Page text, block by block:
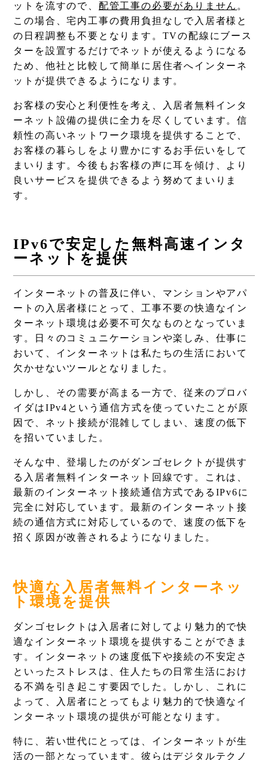
ットを流すので、 配管工事の必要がありません 。
この場合、宅内工事の費用負担なしで入居者様と
の日程調整も不要となります。TVの配線にブース
ターを設置するだけでネットが使えるようになる
ため、他社と比較して簡単に居住者へインターネ
ットが提供できるようになります。
お客様の安心と利便性を考え、入居者無料インタ
ーネット設備の提供に全力を尽くしています。信
頼性の高いネットワーク環境を提供することで、
お客様の暮らしをより豊かにするお手伝いをして
まいります。今後もお客様の声に耳を傾け、より
良いサービスを提供できるよう努めてまいりま
す。
IPv6で安定した無料高速インタ
ーネットを提供
インターネットの普及に伴い、マンションやアパ
ートの入居者様にとって、工事不要の快適なイン
ターネット環境は必要不可欠なものとなっていま
す。日々のコミュニケーションや楽しみ、仕事に
おいて、インターネットは私たちの生活において
欠かせないツールとなりました。
しかし、その需要が高まる一方で、従来のプロバ
イダはIPv4という通信方式を使っていたことが原
因で、ネット接続が混雑してしまい、速度の低下
を招いていました。
そんな中、登場したのがダンゴセレクトが提供す
る入居者無料インターネット回線です。これは、
最新のインターネット接続通信方式であるIPv6に
完全に対応しています。最新のインターネット接
続の通信方式に対応しているので、速度の低下を
招く原因が改善されるようになりました。
快適な入居者無料インターネッ
ト環境を提供
ダンゴセレクトは入居者に対してより魅力的で快
適なインターネット環境を提供することができま
す。インターネットの速度低下や接続の不安定さ
といったストレスは、住人たちの日常生活におけ
る不満を引き起こす要因でした。しかし、これに
よって、入居者にとってもより魅力的で快適なイ
ンターネット環境の提供が可能となります。
特に、若い世代にとっては、インターネットが生
活の一部となっています。彼らはデジタルテクノ